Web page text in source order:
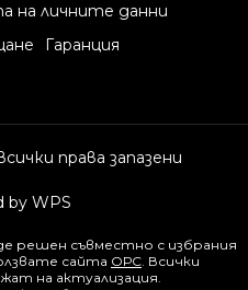
на личните данни
Гаранция
права запазени
by WPS
решен съвместно с избрания
сайта ОРС. Всички
на актуализация.